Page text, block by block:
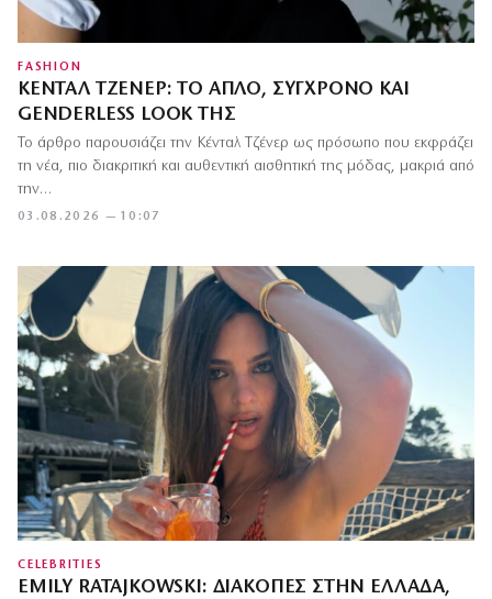
FASHION
ΚΈΝΤΑΛ ΤΖΈΝΕΡ: ΤΟ ΑΠΛΌ, ΣΎΓΧΡΟΝΟ ΚΑΙ
GENDERLESS LOOK ΤΗΣ
03.08.2026 — 10:07
Το άρθρο παρουσιάζει την Κένταλ Τζένερ ως πρόσωπο που εκφράζει
τη νέα, πιο διακριτική και αυθεντική αισθητική της μόδας, μακριά από
την…
CELEBRITIES
EMILY RATAJKOWSKI: ΔΙΑΚΟΠΈΣ ΣΤΗΝ ΕΛΛΆΔΑ,